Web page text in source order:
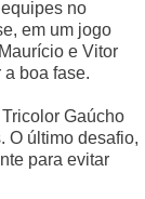
no
em um jogo
e Vitor
boa fase.
Gaúcho
O último desafio,
para evitar